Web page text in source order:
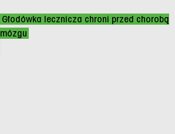
Głodówka lecznicza chroni przed chorobą
mózgu